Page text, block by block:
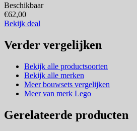
Beschikbaar
€62,00
Bekijk deal
Verder vergelijken
Bekijk alle productsoorten
Bekijk alle merken
Meer bouwsets vergelijken
Meer van merk Lego
Gerelateerde producten